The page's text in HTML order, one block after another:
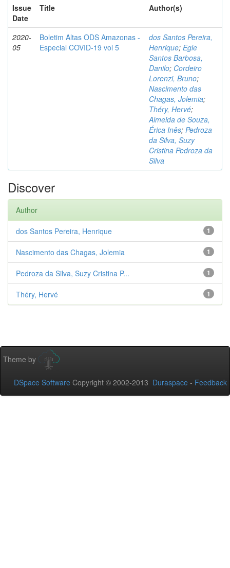
Issue
Date
Title Author(s)
2020-
05
Boletim Altas ODS Amazonas -
Especial COVID-19 vol 5
dos Santos Pereira,
Henrique; Egle
Santos Barbosa,
Danilo; Cordeiro
Lorenzi, Bruno;
Nascimento das
Chagas, Jolemia;
Théry, Hervé;
Almeida de Souza,
Érica Inês; Pedroza
da Silva, Suzy
Cristina Pedroza da
Silva
Discover
Author
1
dos Santos Pereira, Henrique
1
Nascimento das Chagas, Jolemia
1
Pedroza da Silva, Suzy Cristina P...
1
Théry, Hervé
Theme by
DSpace Software Copyright © 2002-2013 Duraspace - Feedback